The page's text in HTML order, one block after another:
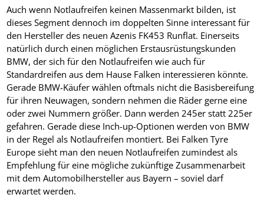
Auch wenn Notlaufreifen keinen Massenmarkt bilden, ist
dieses Segment dennoch im doppelten Sinne interessant für
den Hersteller des neuen Azenis FK453 Runflat. Einerseits
natürlich durch einen möglichen Erstausrüstungskunden
BMW, der sich für den Notlaufreifen wie auch für
Standardreifen aus dem Hause Falken interessieren könnte.
Gerade BMW-Käufer wählen oftmals nicht die Basisbereifung
für ihren Neuwagen, sondern nehmen die Räder gerne eine
oder zwei Nummern größer. Dann werden 245er statt 225er
gefahren. Gerade diese Inch-up-Optionen werden von BMW
in der Regel als Notlaufreifen montiert. Bei Falken Tyre
Europe sieht man den neuen Notlaufreifen zumindest als
Empfehlung für eine mögliche zukünftige Zusammenarbeit
mit dem Automobilhersteller aus Bayern – soviel darf
erwartet werden.